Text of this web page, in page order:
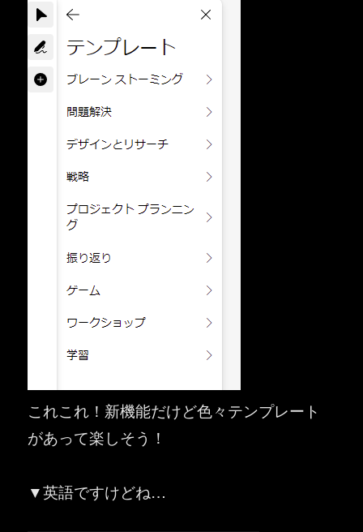
これこれ！新機能だけど色々テンプレート
があって楽しそう！
▼英語ですけどね…